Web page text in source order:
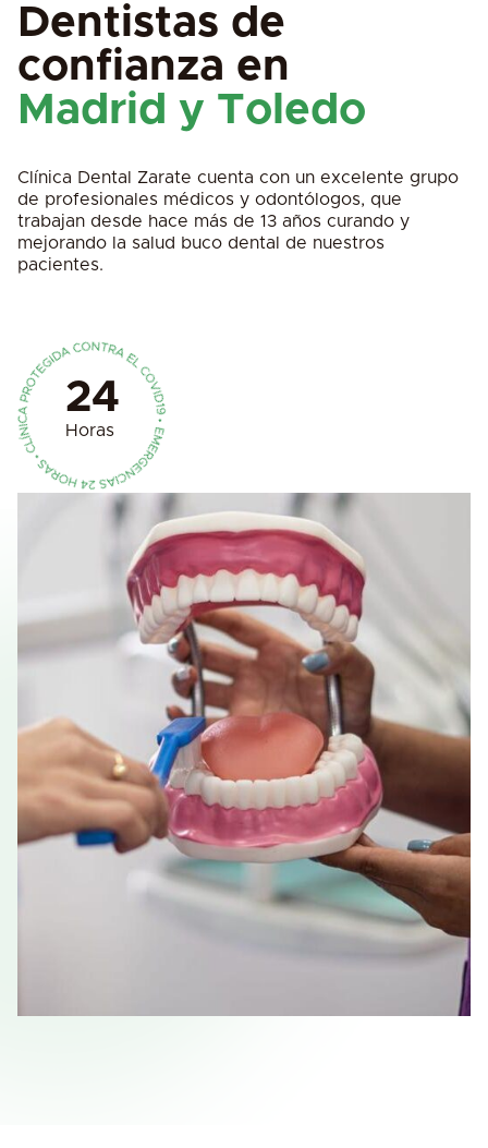
Dentistas de
confianza en
Madrid y Toledo
Clínica Dental Zarate cuenta con un excelente grupo
de profesionales médicos y odontólogos, que
trabajan desde hace más de 13 años curando y
mejorando la salud buco dental de nuestros
pacientes.
24
Horas